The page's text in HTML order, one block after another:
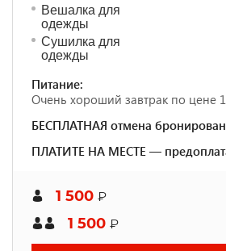
Вешалка для
одежды
Сушилка для
одежды
Питание:
Очень хороший завтрак по цене
БЕСПЛАТНАЯ отмена
ПЛАТИТЕ НА МЕСТЕ —
1 500 ₽
1 500 ₽